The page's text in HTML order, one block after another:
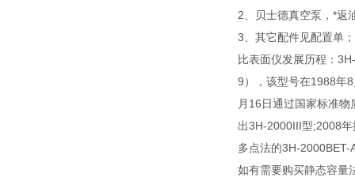
2、贝士德真空泵，*返
3、其它配件见配置单；
比表面仪发展历程：
9），该型号在1988年
月16日通过国家标准
出3H-2000III型;2008
多点法的3H-
如有需要购买静态容量